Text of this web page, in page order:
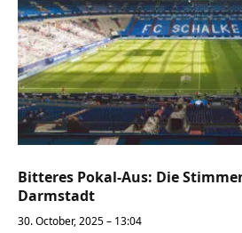
Bitteres Pokal-Aus: Die
Darmstadt
30. October, 2025 – 13:04